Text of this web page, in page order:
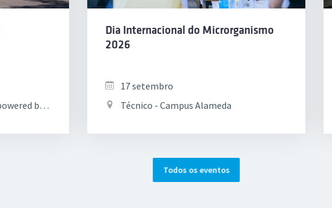
Técnico Innovation Center powered by Fidelidade
Dia Internacional do Microrganismo
2026
17 setembro
Técnico - Campus Alameda
Todos os eventos